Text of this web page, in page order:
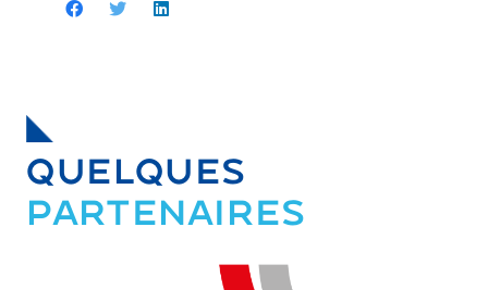
QUELQUES
PARTENAIRES